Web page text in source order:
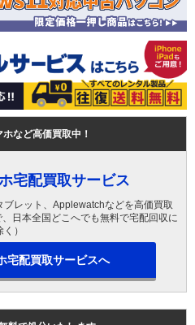
など高価買取中！
宅配買取サービス
レット、Applewatchなどを高価買取
日本全国どこへでも無料で宅配回収に
）
宅配買取サービスへ